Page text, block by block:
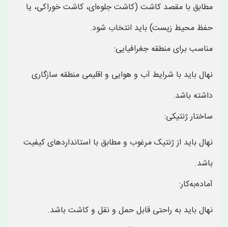
مطابق با مقصد کاشت (کاشت جلوه‌ای، کاشت خوراکی، یا
حفظ محیط زیست) باید انتخاب شود.
مناسب برای منطقه جغرافیایی:
نهال باید با شرایط آب و هوایی و اقلیمی منطقه سازگاری
داشته باشد.
ساختار ژنتیکی:
نهال باید از ژنتیک مرغوب و مطابق با استانداردهای کیفیت
باشد.
آماده‌به‌کار:
نهال باید به راحتی قابل حمل و نقل و کاشت باشد.